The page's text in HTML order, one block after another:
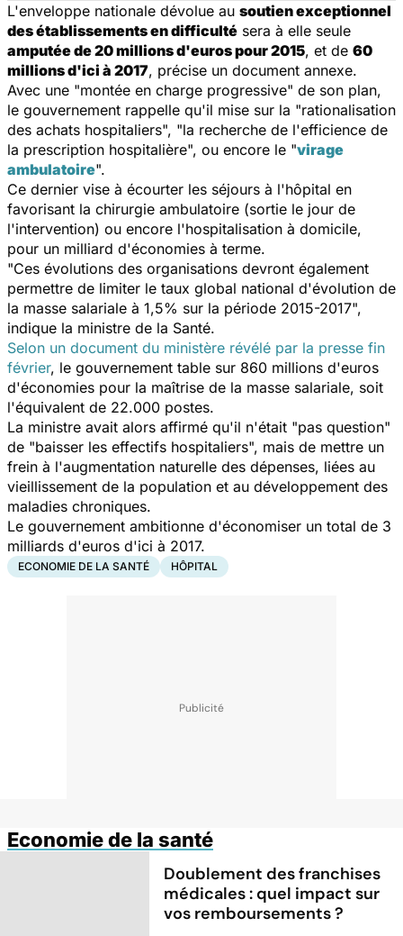
L'enveloppe nationale dévolue au soutien exceptionnel
des établissements en difficulté sera à elle seule
amputée de 20 millions d'euros pour 2015, et de 60
millions d'ici à 2017, précise un document annexe.
Avec une "montée en charge progressive" de son plan,
le gouvernement rappelle qu'il mise sur la "rationalisation
des achats hospitaliers", "la recherche de l'efficience de
la prescription hospitalière", ou encore le "virage
ambulatoire".
Ce dernier vise à écourter les séjours à l'hôpital en
favorisant la chirurgie ambulatoire (sortie le jour de
l'intervention) ou encore l'hospitalisation à domicile,
pour un milliard d'économies à terme.
"Ces évolutions des organisations devront également
permettre de limiter le taux global national d'évolution de
la masse salariale à 1,5% sur la période 2015-2017",
indique la ministre de la Santé.
Selon un document du ministère révélé par la presse fin
février, le gouvernement table sur 860 millions d'euros
d'économies pour la maîtrise de la masse salariale, soit
l'équivalent de 22.000 postes.
La ministre avait alors affirmé qu'il n'était "pas question"
de "baisser les effectifs hospitaliers", mais de mettre un
frein à l'augmentation naturelle des dépenses, liées au
vieillissement de la population et au développement des
maladies chroniques.
Le gouvernement ambitionne d'économiser un total de 3
milliards d'euros d'ici à 2017.
ECONOMIE DE LA SANTÉ HÔPITAL
Economie de la santé
Doublement des franchises
médicales : quel impact sur
vos remboursements ?